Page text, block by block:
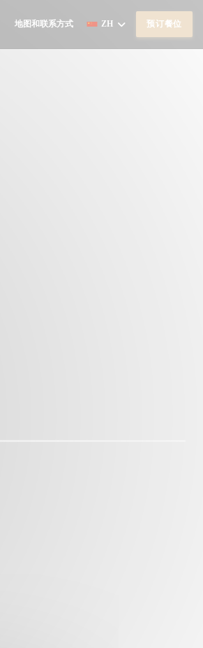
((在新窗口中打开))
地图和联系方式 ZH 预订餐位